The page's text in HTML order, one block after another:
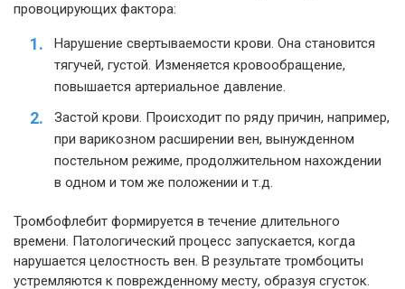
провоцирующих фактора:
Нарушение свертываемости крови. Она становится
тягучей, густой. Изменяется кровообращение,
повышается артериальное давление.
Застой крови. Происходит по ряду причин, например,
при варикозном расширении вен, вынужденном
постельном режиме, продолжительном нахождении
в одном и том же положении и т.д.
Тромбофлебит формируется в течение длительного
времени. Патологический процесс запускается, когда
нарушается целостность вен. В результате тромбоциты
устремляются к поврежденному месту, образуя сгусток.